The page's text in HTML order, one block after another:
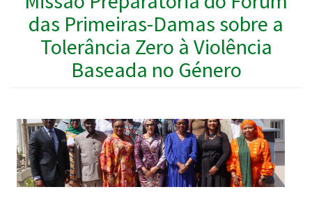
das Primeiras-Damas sobre a
Tolerância Zero à Violência
Baseada no Género